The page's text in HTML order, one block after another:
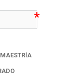
icon-
MAESTRÍA